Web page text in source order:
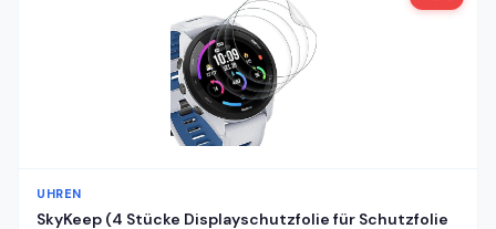
UHREN
SkyKeep (4 Stücke Displayschutzfolie für Schutzfolie